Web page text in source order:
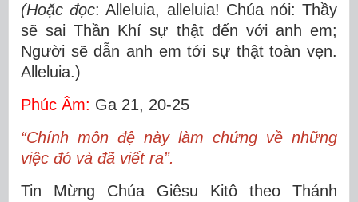
(Hoặc đọc: Alleluia, alleluia! Chúa nói: Thầy
sẽ sai Thần Khí sự thật đến với anh em;
Người sẽ dẫn anh em tới sự thật toàn vẹn.
Alleluia.)
Phúc Âm: Ga 21, 20-25
“Chính môn đệ này làm chứng về những
việc đó và đã viết ra”.
Tin Mừng Chúa Giêsu Kitô theo Thánh